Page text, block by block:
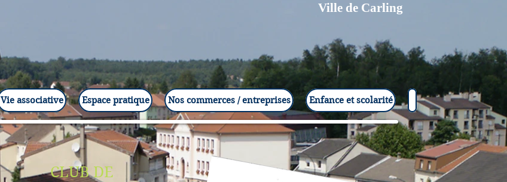
Ville de Carling
Vie associative Espace pratique Nos commerces / entreprises Enfance et scolarité
CLUB DE